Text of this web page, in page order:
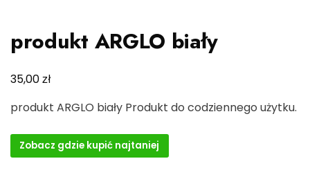
produkt ARGLO biały
35,00zł
produkt ARGLO biały Produkt do codziennego użytku.
Zobacz gdzie kupić najtaniej